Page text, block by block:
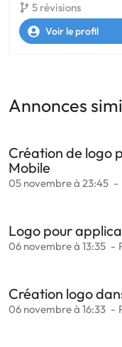
5 révisions
Voir le profil
Annonces
Création de logo
Mobile
05 novembre à 23:45
Logo pour
06 novembre à 13:35
Création logo
06 novembre à 16:33